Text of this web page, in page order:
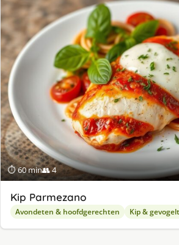
⏱ 60 min👥 4
Kip Parmezano
Avondeten & hoofdgerechten Kip &